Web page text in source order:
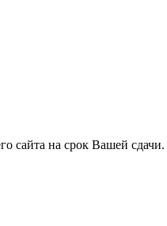
сайта на срок Вашей сдачи.